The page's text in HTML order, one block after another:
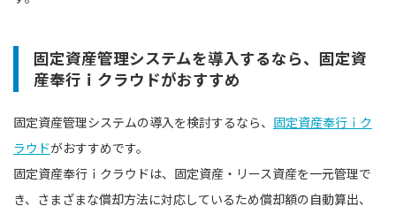
固定資産管理システムを導入するなら、固定資
産奉行ｉクラウドがおすすめ
固定資産管理システムの導入を検討するなら、 固定資産奉行ｉク
ラウドがおすすめです。
固定資産奉行ｉクラウドは、固定資産・リース資産を一元管理で
き、さまざまな償却方法に対応しているため償却額の自動算出、